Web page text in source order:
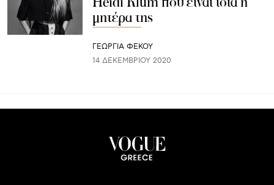
μητέρα της
ΓΕΩΡΓΙΑ ΦΕΚΟΥ
14 ΔΕΚΕΜΒΡΊΟΥ 2020